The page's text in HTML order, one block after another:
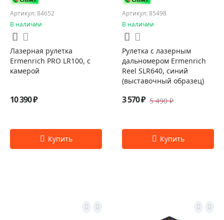
Артикул: 84652
В наличии
Лазерная рулетка
Ermenrich PRO LR100, с
камерой
10 390 ₽
Артикул: 85498
В наличии
Рулетка с лазерным
дальномером Ermenrich
Reel SLR640, синий
(выставочный образец)
3 570 ₽ 5 490 ₽